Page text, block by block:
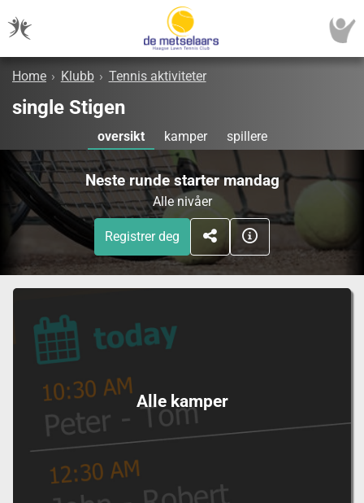
Home › Klubb › Tennis aktiviteter
single Stigen
oversikt kamper spillere
Neste runde starter mandag
Alle nivåer
Registrer deg
Alle kamper